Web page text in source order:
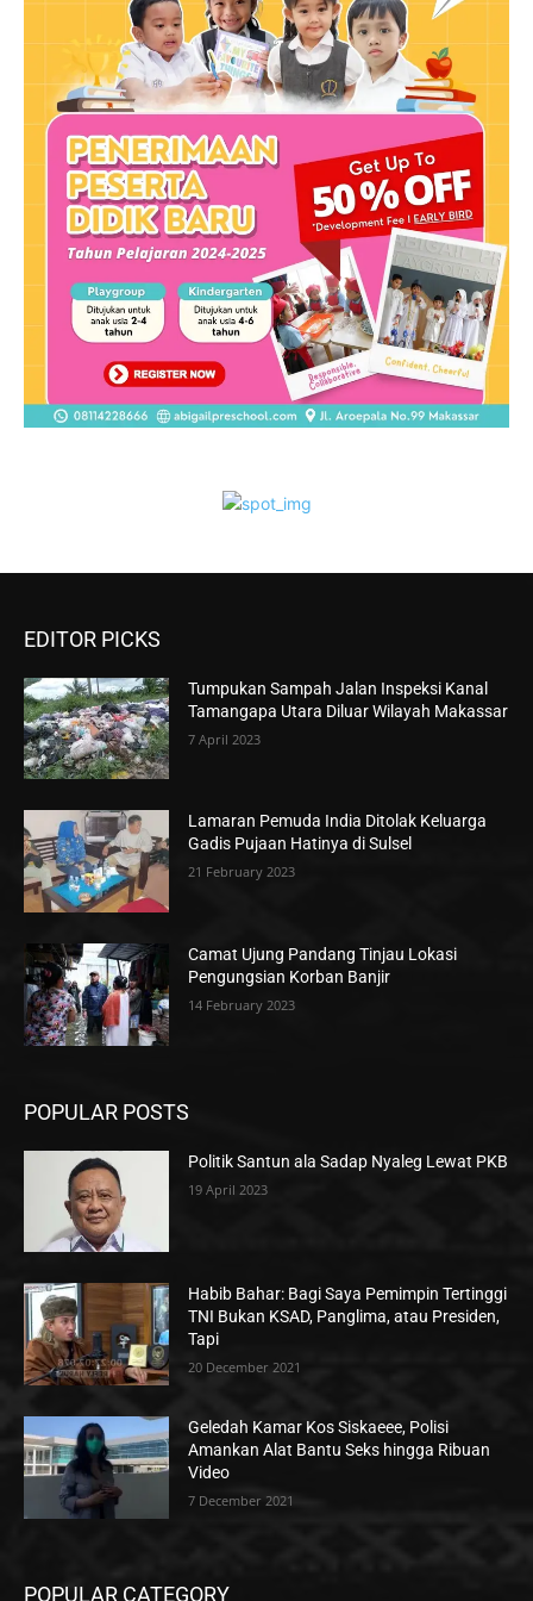
EDITOR PICKS
Tumpukan Sampah Jalan Inspeksi Kanal
Tamangapa Utara Diluar Wilayah Makassar
7 April 2023
Lamaran Pemuda India Ditolak Keluarga
Gadis Pujaan Hatinya di Sulsel
21 February 2023
Camat Ujung Pandang Tinjau Lokasi
Pengungsian Korban Banjir
14 February 2023
POPULAR POSTS
Politik Santun ala Sadap Nyaleg Lewat PKB
19 April 2023
Habib Bahar: Bagi Saya Pemimpin Tertinggi
TNI Bukan KSAD, Panglima, atau Presiden,
Tapi
20 December 2021
Geledah Kamar Kos Siskaeee, Polisi
Amankan Alat Bantu Seks hingga Ribuan
Video
7 December 2021
POPULAR CATEGORY